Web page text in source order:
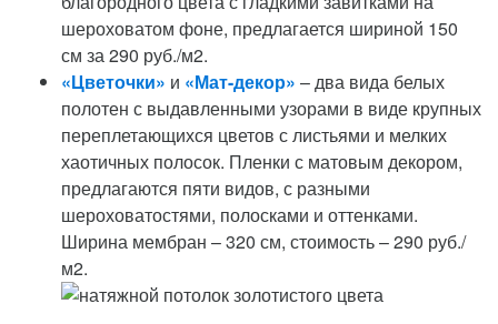
шероховатом фоне, предлагается шириной 150
см за 290 руб./м2.
«Цветочки» и «Мат-декор» – два вида белых
полотен с выдавленными узорами в виде крупных
переплетающихся цветов с листьями и мелких
хаотичных полосок. Пленки с матовым декором,
предлагаются пяти видов, с разными
шероховатостями, полосками и оттенками.
Ширина мембран – 320 см, стоимость – 290 руб./
м2.